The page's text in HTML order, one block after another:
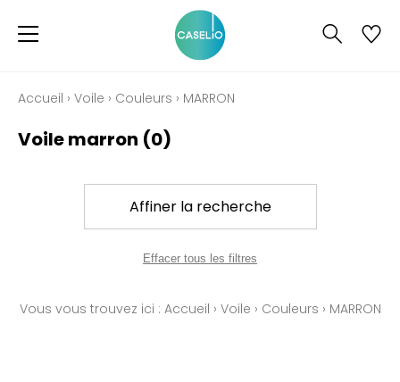
Accueil › Voile › Couleurs › MARRON
Voile marron (0)
Affiner la recherche
Effacer tous les filtres
Vous vous trouvez ici : Accueil › Voile › Couleurs › MARRON